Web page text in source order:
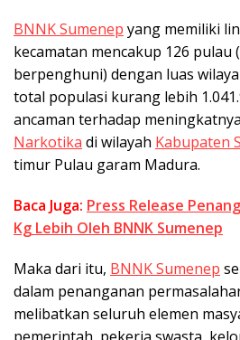
BNNK Sumenep yang memiliki
kecamatan mencakup 126 pulau
berpenghuni) dengan luas
total populasi kurang lebih
ancaman terhadap
Narkotika di wilayah Kabupaten
timur Pulau garam Madura.
Baca Juga: Press Release
Kg Lebih Oleh BNNK Sumenep
Maka dari itu, BNNK Sumenep
dalam penanganan
melibatkan seluruh elemen